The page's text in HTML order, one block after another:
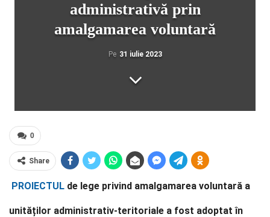
administrativă prin
amalgamarea voluntară
Pe 31 iulie 2023
0
Share
PROIECTUL de lege privind amalgamarea voluntară a
unităților administrativ-teritoriale a fost adoptat în